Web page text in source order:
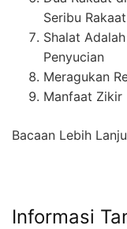
Seribu
Shalat
Penyucian
Meragukan
Manfaat Zikir
Bacaan Lebih
Informasi